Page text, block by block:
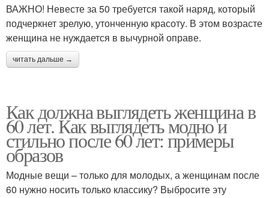
ВАЖНО! Невесте за 50 требуется такой наряд, который
подчеркнет зрелую, утонченную красоту. В этом возрасте
женщина не нуждается в вычурной оправе.
читать дальше →
Как должна выглядеть женщина в
60 лет. Как выглядеть модно и
стильно после 60 лет: примеры
образов
Модные вещи – только для молодых, а женщинам после
60 нужно носить только классику? Выбросите эту